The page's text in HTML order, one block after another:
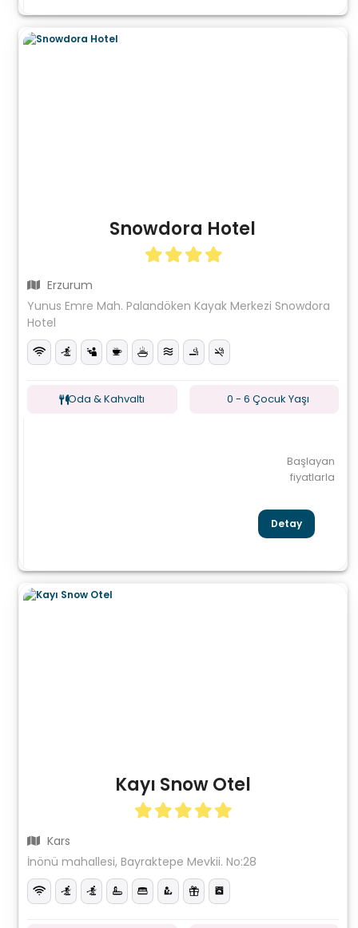
Snowdora Hotel
Erzurum
Yunus Emre Mah. Palandöken Kayak Merkezi Snowdora
Hotel
Oda & Kahvaltı 0 - 6 Çocuk Yaşı
Başlayan
fiyatlarla
Detay
Kayı Snow Otel
Kars
İnönü mahallesi, Bayraktepe Mevkii. No:28